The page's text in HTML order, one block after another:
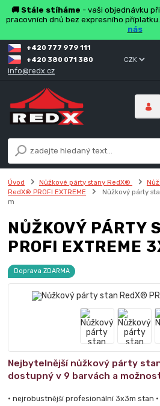
🚚 Stále stíháme - vaši objednávku
pracovních dnů bez expresního
nás
CZK
+420 777 979 111
+420 380 071 380
info@redx.cz
Úvod Nůžkové párty stany RedX®
RedX® PROFI EXTREME
Nůžkový párty
m
NŮŽKOVÝ PÁRTY
PROFI EXTREME
Doprava ZDARMA
Nejbytelnější nůžkový párty
dostupný v 9 barvách a
• nejrobustnější profesionální 3x3m stan